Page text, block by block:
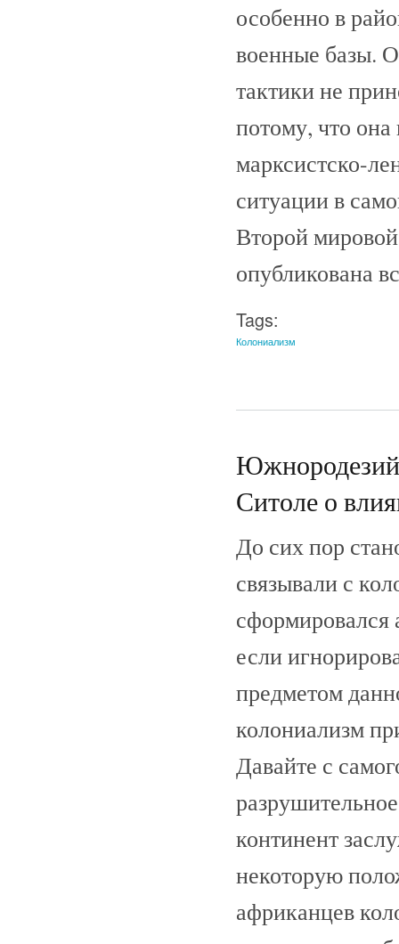
особенно в
военные базы.
тактики не
потому, что
марксистско-
ситуации в
Второй
опубликована
Tags:
Колониализм
Ситоле о
До сих пор
связывали с
сформировался
если
предметом
колониализм
Давайте с
континент
некоторую
африканцев